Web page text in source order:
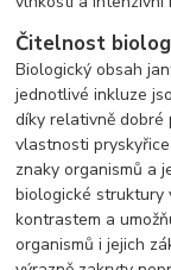
Čitelnost
Biologický obsah
jednotlivé inkluze
díky relativně dobré
vlastnosti
znaky organismů a
biologické struktury
kontrastem a
organismů i jejich